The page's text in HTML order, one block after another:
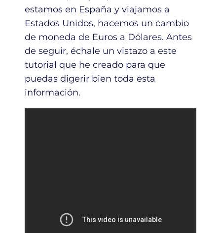
estamos en España y viajamos a
Estados Unidos, hacemos un cambio
de moneda de Euros a Dólares. Antes
de seguir, échale un vistazo a este
tutorial que he creado para que
puedas digerir bien toda esta
información.